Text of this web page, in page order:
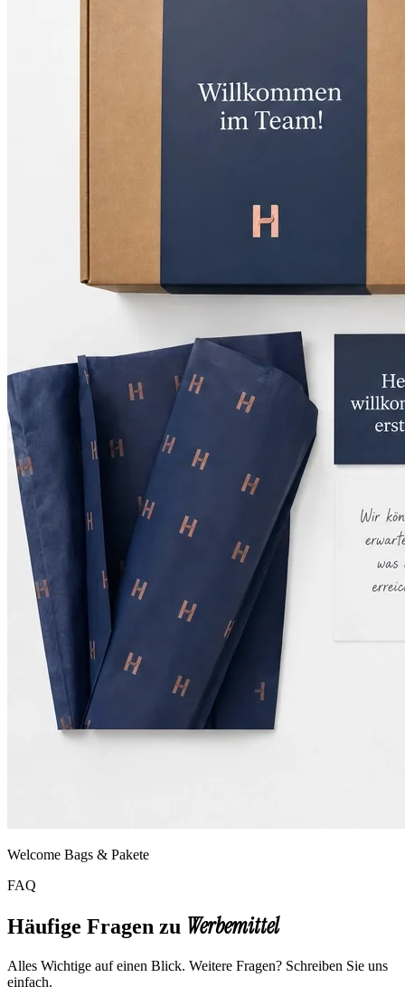
Welcome Bags & Pakete
FAQ
Häufige Fragen zu Werbemittel
Alles Wichtige auf einen Blick. Weitere Fragen? Schreiben Sie uns
einfach.